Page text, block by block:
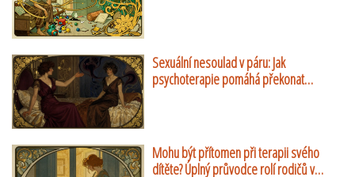
Sexuální nesoulad v páru: Jak
psychoterapie pomáhá překonat
Mohu být přítomen při terapii svého
dítěte? Úplný průvodce rolí rodičů v